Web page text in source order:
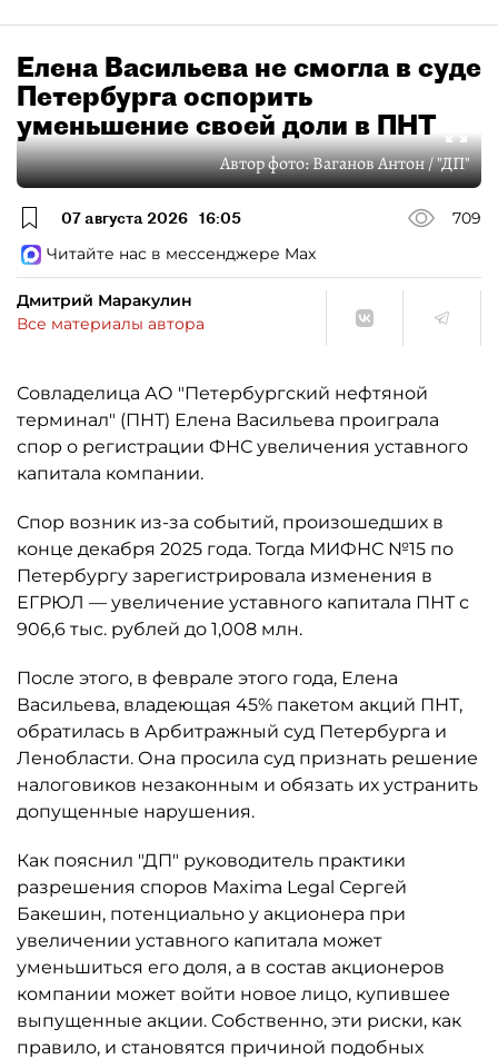
Елена Васильева не смогла в суде
Петербурга оспорить
уменьшение своей доли в ПНТ
Автор фото:Ваганов Антон / "ДП"
07 августа 2026 16:05
709
Читайте нас в мессенджере Max
Дмитрий Маракулин
Все материалы автора
Совладелица АО "Петербургский нефтяной
терминал" (ПНТ) Елена Васильева проиграла
спор о регистрации ФНС увеличения уставного
капитала компании.
Спор возник из-за событий, произошедших в
конце декабря 2025 года. Тогда МИФНС №15 по
Петербургу зарегистрировала изменения в
ЕГРЮЛ — увеличение уставного капитала ПНТ с
906,6 тыс. рублей до 1,008 млн.
После этого, в феврале этого года, Елена
Васильева, владеющая 45% пакетом акций ПНТ,
обратилась в Арбитражный суд Петербурга и
Ленобласти. Она просила суд признать решение
налоговиков незаконным и обязать их устранить
допущенные нарушения.
Как пояснил "ДП" руководитель практики
разрешения споров Maxima Legal Сергей
Бакешин, потенциально у акционера при
увеличении уставного капитала может
уменьшиться его доля, а в состав акционеров
компании может войти новое лицо, купившее
выпущенные акции. Собственно, эти риски, как
правило, и становятся причиной подобных